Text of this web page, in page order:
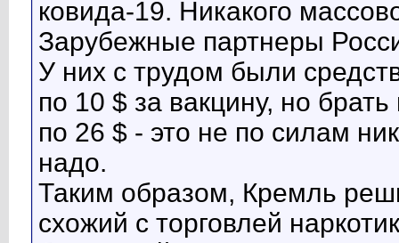
ковида-19. Никакого
Зарубежные партнеры
У них с трудом были
по 10 $ за вакцину, но
по 26 $ - это не по силам
надо.
Таким образом, Кремль
схожий с торговлей